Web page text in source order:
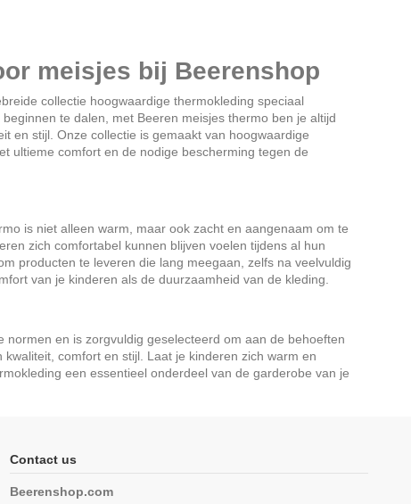
meisjes bij Beerenshop
collectie hoogwaardige thermokleding speciaal
te dalen, met Beeren meisjes thermo ben je altijd
en stijl. Onze collectie is gemaakt van hoogwaardige
ultieme comfort en de nodige bescherming tegen de
is niet alleen warm, maar ook zacht en aangenaam om te
zich comfortabel kunnen blijven voelen tijdens al hun
producten te leveren die lang meegaan, zelfs na veelvuldig
van je kinderen als de duurzaamheid van de kleding.
en is zorgvuldig geselecteerd om aan de behoeften
comfort en stijl. Laat je kinderen zich warm en
een essentieel onderdeel van de garderobe van je
Contact us
Beerenshop.com